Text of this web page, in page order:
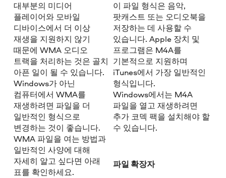
대부분의 미디어
플레이어와 모바일
디바이스에서 더 이상
재생을 지원하지 않기
때문에 WMA 오디오
트랙을 처리하는 것은 골치
아픈 일이 될 수 있습니다.
Windows가 아닌
컴퓨터에서 WMA를
재생하려면 파일을 더
일반적인 형식으로
변경하는 것이 좋습니다.
WMA 파일을 여는 방법과
일반적인 사양에 대해
자세히 알고 싶다면 아래
표를 확인하세요.
이 파일 형식은 음악,
팟캐스트 또는 오디오북을
저장하는 데 사용할 수
있습니다. Apple 장치 및
프로그램은 M4A를
기본적으로 지원하며
iTunes에서 가장 일반적인
형식입니다.
Windows에서는 M4A
파일을 열고 재생하려면
추가 코덱 팩을 설치해야 할
수 있습니다.
파일 확장자